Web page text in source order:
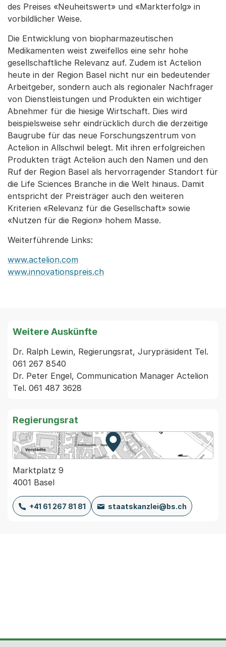
des Preises «Neuheitswert» und «Markterfolg» in
vorbildlicher Weise.
Die Entwicklung von biopharmazeutischen
Medikamenten weist zweifellos eine sehr hohe
gesellschaftliche Relevanz auf. Zudem ist Actelion
heute in der Region Basel nicht nur ein bedeutender
Arbeitgeber, sondern auch als regionaler Nachfrager
von Dienstleistungen und Produkten ein wichtiger
Abnehmer für die hiesige Wirtschaft. Dies wird
beispielsweise sehr eindrücklich durch die derzeitige
Baugrube für das neue Forschungszentrum von
Actelion in Allschwil belegt. Mit ihren erfolgreichen
Produkten trägt Actelion auch den Namen und den
Ruf der Region Basel als hervorragender Standort für
die Life Sciences Branche in die Welt hinaus. Damit
entspricht der Preisträger auch den weiteren
Kriterien «Relevanz für die Gesellschaft» sowie
«Nutzen für die Region» hohem Masse.
Weiterführende Links:
www.actelion.com
www.innovationspreis.ch
Weitere Auskünfte
Dr. Ralph Lewin, Regierungsrat, Jurypräsident Tel.
061 267 8540
Dr. Peter Engel, Communication Manager Actelion
Tel. 061 487 3628
Regierungsrat
Zur Karte von MapBS.
Externer Link, wird in einem
Marktplatz 9
4001 Basel
+41 61 267 81 81 staatskanzlei@bs.ch